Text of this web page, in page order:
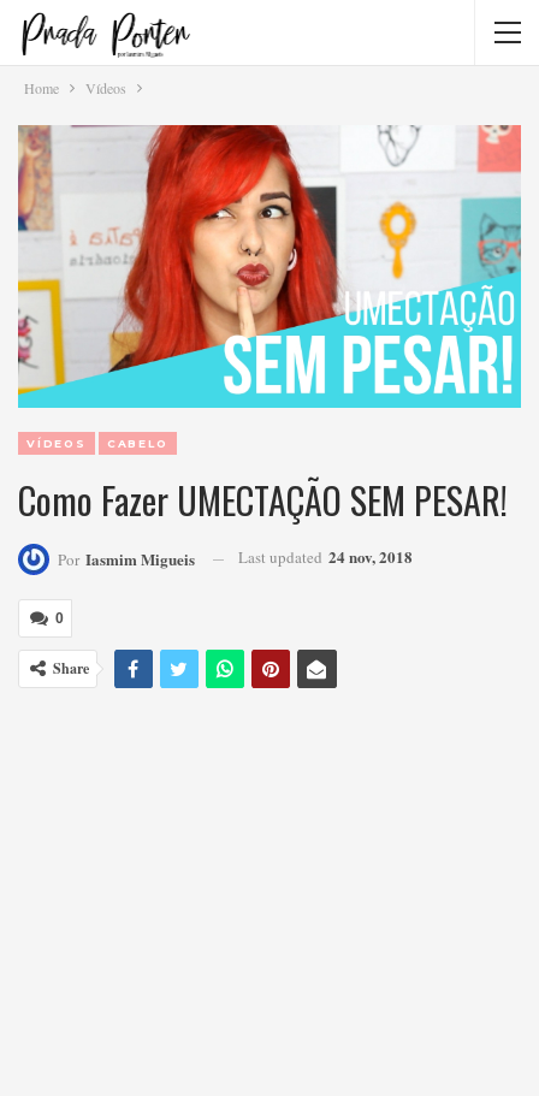
Home Vídeos
VÍDEOS CABELO
Como Fazer UMECTAÇÃO SEM PESAR!
Por Iasmim Migueis Last updated 24 nov, 2018
0
Share